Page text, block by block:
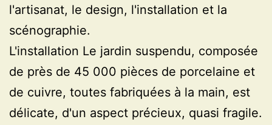
l'artisanat, le design, l'installation et la
scénographie.
L'installation Le jardin suspendu, composée
de près de 45 000 pièces de porcelaine et
de cuivre, toutes fabriquées à la main, est
délicate, d'un aspect précieux, quasi fragile.